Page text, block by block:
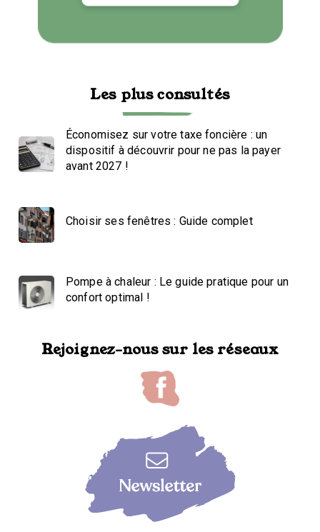
Les plus consultés
Économisez sur votre taxe foncière : un
dispositif à découvrir pour ne pas la payer
avant 2027 !
Choisir ses fenêtres : Guide complet
Pompe à chaleur : Le guide pratique pour un
confort optimal !
Rejoignez-nous sur les réseaux